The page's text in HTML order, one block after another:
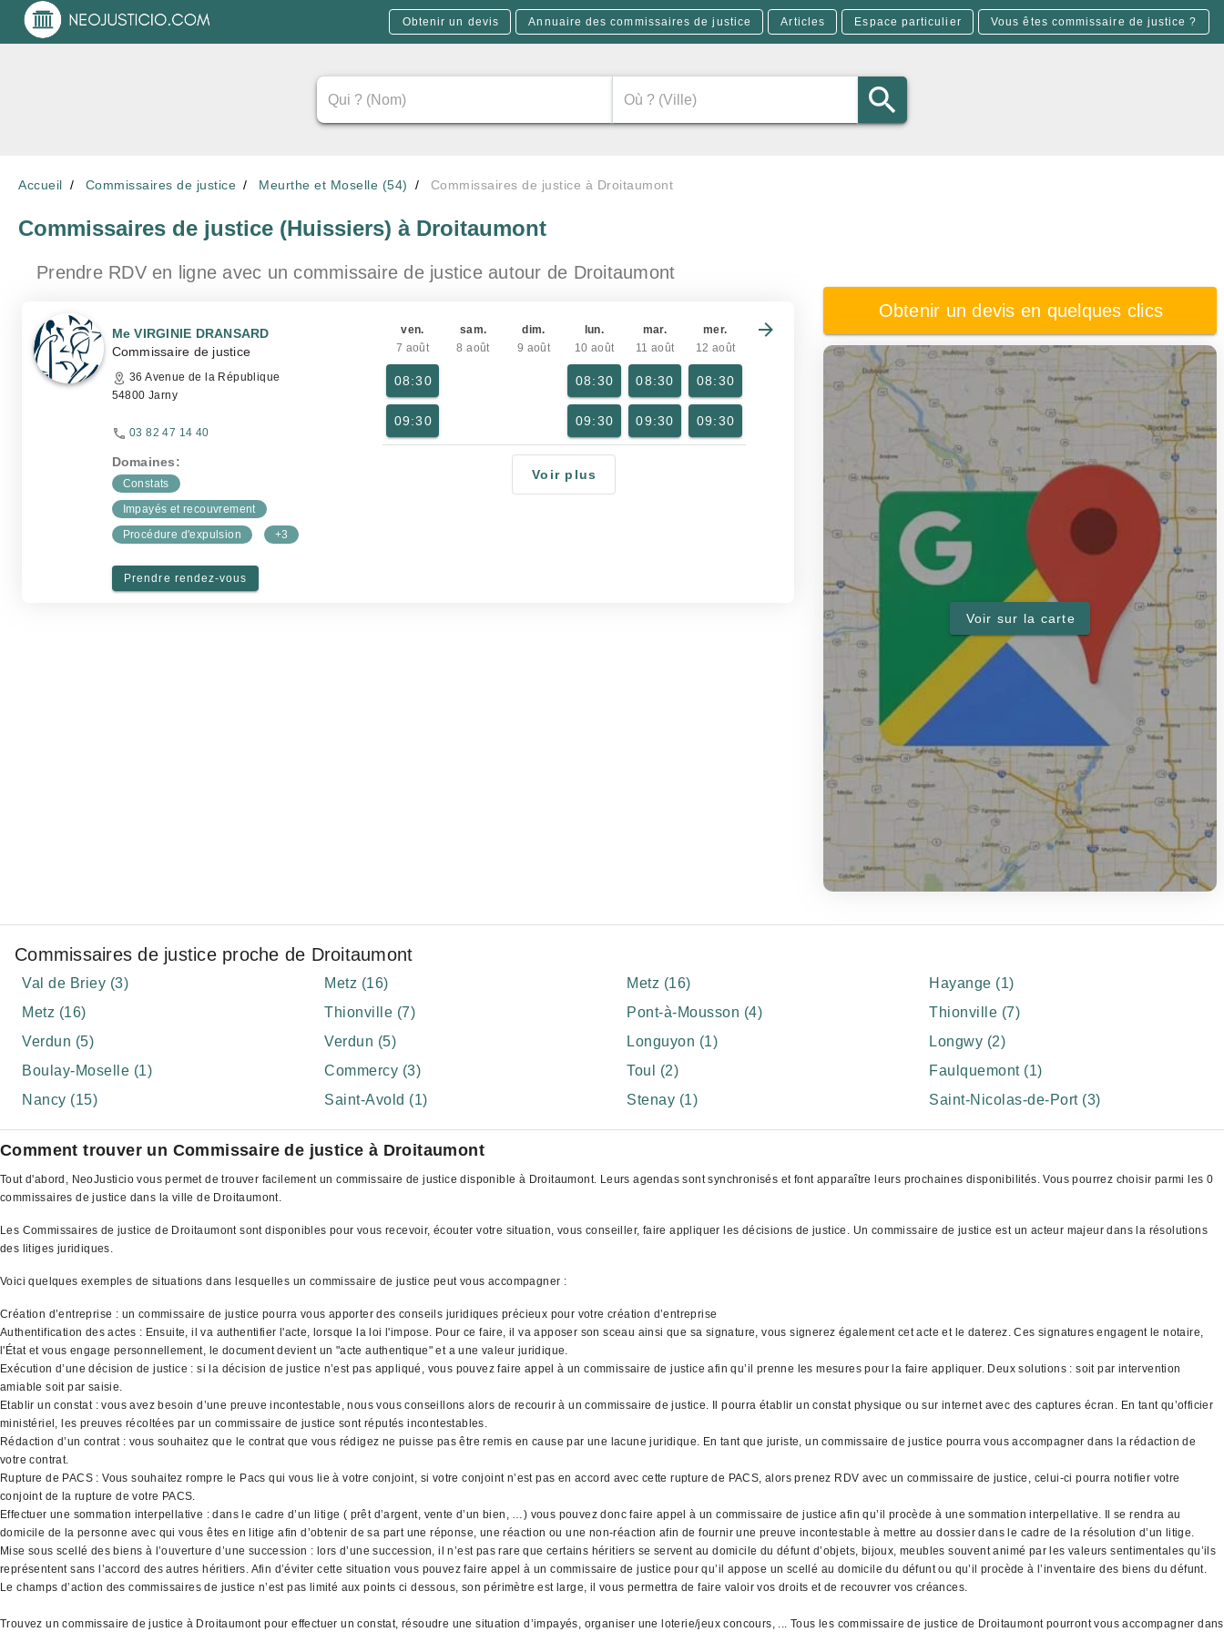
Obtenir un devis Annuaire des commissaires de justice Articles Espace particulier Vous êtes commissaire de justice ?
Accueil Commissaires de justice Meurthe et Moselle (54) Commissaires de justice à Droitaumont
Commissaires de justice (Huissiers) à Droitaumont
Prendre RDV en ligne avec un commissaire de justice autour de Droitaumont
Me VIRGINIE DRANSARD
Commissaire de justice
36 Avenue de la République
54800 Jarny
03 82 47 14 40
Domaines:
Constats
Impayés et recouvrement
Procédure d'expulsion
+3
Prendre rendez-vous
ven.
7 août
08:30
09:30
sam.
8 août
dim.
9 août
lun.
10 août
08:30
09:30
mar.
11 août
08:30
09:30
mer.
12 août
08:30
09:30
Voir plus
Obtenir un devis en quelques clics
Voir sur la carte
Commissaires de justice proche de Droitaumont
Val de Briey (3) Metz (16) Metz (16)
Hayange (1)
Metz (16)
Thionville (7) Pont-à-Mousson (4)
Thionville (7)
Verdun (5)
Verdun (5) Longuyon (1)
Longwy (2)
Boulay-Moselle (1)
Commercy (3) Toul (2)
Faulquemont (1)
Nancy (15)
Saint-Avold (1) Stenay (1) Saint-Nicolas-de-Port (3)
Comment trouver un Commissaire de justice à Droitaumont
Tout d'abord, NeoJusticio vous permet de trouver facilement un commissaire de justice disponible à Droitaumont. Leurs agendas sont synchronisés et font apparaître leurs prochaines disponibilités. Vous pourrez choisir parmi les 0
commissaires de justice dans la ville de Droitaumont.
Les Commissaires de justice de Droitaumont sont disponibles pour vous recevoir, écouter votre situation, vous conseiller, faire appliquer les décisions de justice. Un commissaire de justice est un acteur majeur dans la résolutions
des litiges juridiques.
Voici quelques exemples de situations dans lesquelles un commissaire de justice peut vous accompagner :
Création d’entreprise : un commissaire de justice pourra vous apporter des conseils juridiques précieux pour votre création d’entreprise
Authentification des actes : Ensuite, il va authentifier l'acte, lorsque la loi l'impose. Pour ce faire, il va apposer son sceau ainsi que sa signature, vous signerez également cet acte et le daterez. Ces signatures engagent le notaire,
l'État et vous engage personnellement, le document devient un "acte authentique" et a une valeur juridique.
Exécution d’une décision de justice : si la décision de justice n’est pas appliqué, vous pouvez faire appel à un commissaire de justice afin qu’il prenne les mesures pour la faire appliquer. Deux solutions : soit par intervention
amiable soit par saisie.
Etablir un constat : vous avez besoin d’une preuve incontestable, nous vous conseillons alors de recourir à un commissaire de justice. Il pourra établir un constat physique ou sur internet avec des captures écran. En tant qu’officier
ministériel, les preuves récoltées par un commissaire de justice sont réputés incontestables.
Rédaction d’un contrat : vous souhaitez que le contrat que vous rédigez ne puisse pas être remis en cause par une lacune juridique. En tant que juriste, un commissaire de justice pourra vous accompagner dans la rédaction de
votre contrat.
Rupture de PACS : Vous souhaitez rompre le Pacs qui vous lie à votre conjoint, si votre conjoint n’est pas en accord avec cette rupture de PACS, alors prenez RDV avec un commissaire de justice, celui-ci pourra notifier votre
conjoint de la rupture de votre PACS.
Effectuer une sommation interpellative : dans le cadre d’un litige ( prêt d’argent, vente d’un bien, …) vous pouvez donc faire appel à un commissaire de justice afin qu’il procède à une sommation interpellative. Il se rendra au
domicile de la personne avec qui vous êtes en litige afin d’obtenir de sa part une réponse, une réaction ou une non-réaction afin de fournir une preuve incontestable à mettre au dossier dans le cadre de la résolution d’un litige.
Mise sous scellé des biens à l’ouverture d’une succession : lors d’une succession, il n’est pas rare que certains héritiers se servent au domicile du défunt d’objets, bijoux, meubles souvent animé par les valeurs sentimentales qu’ils
représentent sans l’accord des autres héritiers. Afin d’éviter cette situation vous pouvez faire appel à un commissaire de justice pour qu’il appose un scellé au domicile du défunt ou qu’il procède à l’inventaire des biens du défunt.
Le champs d’action des commissaires de justice n’est pas limité aux points ci dessous, son périmètre est large, il vous permettra de faire valoir vos droits et de recouvrer vos créances.
Trouvez un commissaire de justice à Droitaumont pour effectuer un constat, résoudre une situation d’impayés, organiser une loterie/jeux concours, ... Tous les commissaire de justice de Droitaumont pourront vous accompagner dans